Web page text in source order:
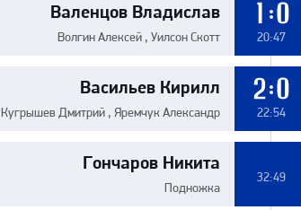
Валенцов Владислав
Волгин Алексей , Уилсон Скотт
1:0
20:47
Васильев Кирилл
Кугрышев Дмитрий , Яремчук Александр
2:0
22:54
Гончаров Никита
Подножка
32:49